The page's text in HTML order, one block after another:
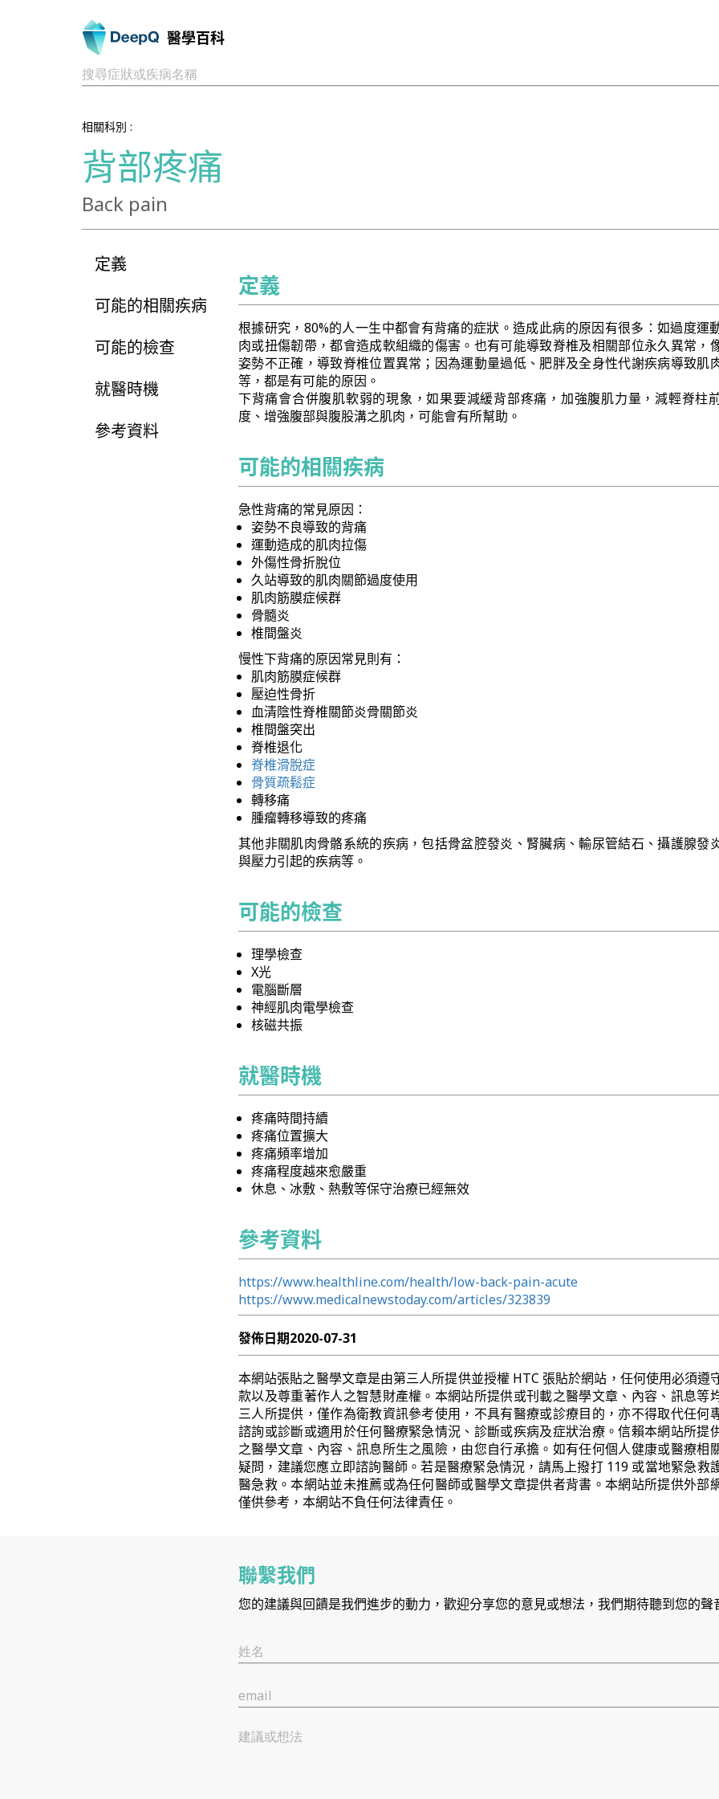
醫學百科
搜尋症狀或疾病名稱
相關科別 :
背部疼痛
Back pain
定義
可能的相關疾病
可能的檢查
就醫時機
參考資料
定義
根據研究，80%的人一生中都會有背痛的症狀。造成此病的原因有很多：如過度運
肉或扭傷韌帶，都會造成軟組織的傷害。也有可能導致脊椎及相關部位永久異常，
姿勢不正確，導致脊椎位置異常；因為運動量過低、肥胖及全身性代謝疾病導致肌
等，都是有可能的原因。
下背痛會合併腹肌軟弱的現象，如果要減緩背部疼痛，加強腹肌力量，減輕脊柱
度、增強腹部與腹股溝之肌肉，可能會有所幫助。
可能的相關疾病
急性背痛的常見原因：
姿勢不良導致的背痛
運動造成的肌肉拉傷
外傷性骨折脫位
久站導致的肌肉關節過度使用
肌肉筋膜症候群
骨髓炎
椎間盤炎
慢性下背痛的原因常見則有：
肌肉筋膜症候群
壓迫性骨折
血清陰性脊椎關節炎骨關節炎
椎間盤突出
脊椎退化
脊椎滑脫症
骨質疏鬆症
轉移痛
腫瘤轉移導致的疼痛
其他非關肌肉骨骼系統的疾病，包括骨盆腔發炎、腎臟病、輸尿管結石、攝護腺發
與壓力引起的疾病等。
可能的檢查
理學檢查
X光
電腦斷層
神經肌肉電學檢查
核磁共振
就醫時機
疼痛時間持續
疼痛位置擴大
疼痛頻率增加
疼痛程度越來愈嚴重
休息、冰敷、熱敷等保守治療已經無效
參考資料
https://www.healthline.com/health/low-back-pain-acute
https://www.medicalnewstoday.com/articles/323839
發佈日期2020-07-31
本網站張貼之醫學文章是由第三人所提供並授權 HTC 張貼於網站，任何使用必須遵
款以及尊重著作人之智慧財產權。本網站所提供或刊載之醫學文章、內容、訊息等
三人所提供，僅作為衛教資訊參考使用，不具有醫療或診療目的，亦不得取代任何
諮詢或診斷或適用於任何醫療緊急情況、診斷或疾病及症狀治療。信賴本網站所提
之醫學文章、內容、訊息所生之風險，由您自行承擔。如有任何個人健康或醫療相
疑問，建議您應立即諮詢醫師。若是醫療緊急情況，請馬上撥打 119 或當地緊急救
醫急救。本網站並未推薦或為任何醫師或醫學文章提供者背書。本網站所提供外部
僅供參考，本網站不負任何法律責任。
聯繫我們
您的建議與回饋是我們進步的動力，歡迎分享您的意見或想法，我們期待聽到您的聲
姓名
email
建議或想法